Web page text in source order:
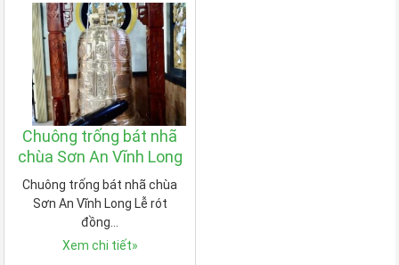
Chuông trống bát nhã
chùa Sơn An Vĩnh Long
Chuông trống bát nhã chùa
Sơn An Vĩnh Long Lễ rót
đồng…
Xem chi tiết»